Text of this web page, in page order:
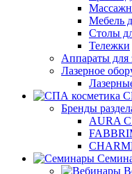
Мебель
Столы
Тележки
Аппараты для
Лазерное
Бренды
AURA